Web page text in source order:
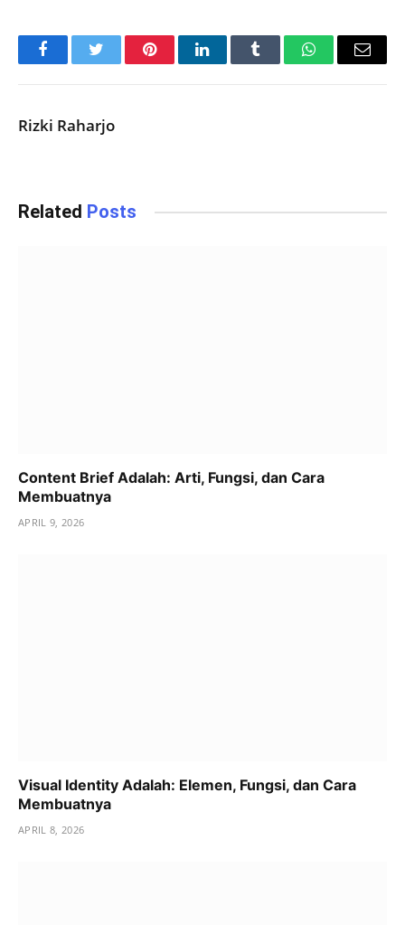
FacebookTwitter PinterestLinkedInTumblr WhatsAppEmail
Rizki Raharjo
Related Posts
Content Brief Adalah: Arti, Fungsi, dan Cara
Membuatnya
APRIL 9, 2026
Visual Identity Adalah: Elemen, Fungsi, dan Cara
Membuatnya
APRIL 8, 2026